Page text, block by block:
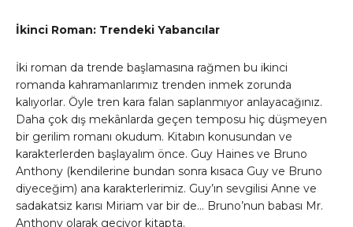
İkinci Roman: Trendeki Yabancılar
İki roman da trende başlamasına rağmen bu ikinci
romanda kahramanlarımız trenden inmek zorunda
kalıyorlar. Öyle tren kara falan saplanmıyor anlayacağınız.
Daha çok dış mekânlarda geçen temposu hiç düşmeyen
bir gerilim romanı okudum. Kitabın konusundan ve
karakterlerden başlayalım önce. Guy Haines ve Bruno
Anthony (kendilerine bundan sonra kısaca Guy ve Bruno
diyeceğim) ana karakterlerimiz. Guy’ın sevgilisi Anne ve
sadakatsiz karısı Miriam var bir de… Bruno’nun babası Mr.
Anthony olarak geçiyor kitapta.